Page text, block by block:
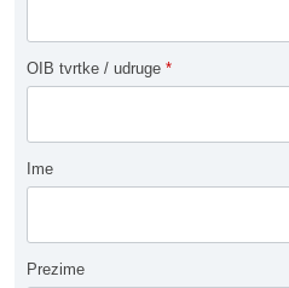
OIB tvrtke / udruge *
Ime
Prezime